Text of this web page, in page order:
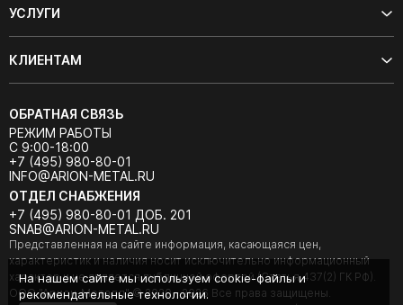
УСЛУГИ
КЛИЕНТАМ
ОБРАТНАЯ СВЯЗЬ
РЕЖИМ РАБОТЫ
С 9:00-18:00
+7 (495) 980-80-01
INFO@ARION-METAL.RU
ОТДЕЛ СНАБЖЕНИЯ
+7 (495) 980-80-01 ДОБ. 201
SNAB@ARION-METAL.RU
Представленная на сайте информация, касающаяся цен,
характеристик и наличия носит исключительно информационный
характер и не является публичной офертой (Статья 437(2) ГК РФ).
ООО "Арион-Металл" © 2020 - 2026 Все права защищены.
На нашем сайте мы используем cookie-файлы и
рекомендательные технологии.